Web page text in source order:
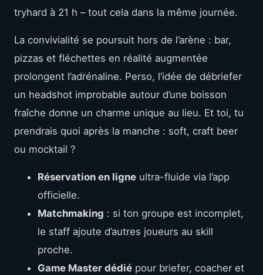
tryhard à 21 h – tout cela dans la même journée.
La convivialité se poursuit hors de l’arène : bar,
pizzas et fléchettes en réalité augmentée
prolongent l’adrénaline. Perso, l’idée de débriefer
un headshot improbable autour d’une boisson
fraîche donne un charme unique au lieu. Et toi, tu
prendrais quoi après la manche : soft, craft beer
ou mocktail ?
Réservation en ligne ultra-fluide via l’app
officielle.
Matchmaking : si ton groupe est incomplet,
le staff ajoute d’autres joueurs au skill
proche.
Game Master dédié pour briefer, coacher et